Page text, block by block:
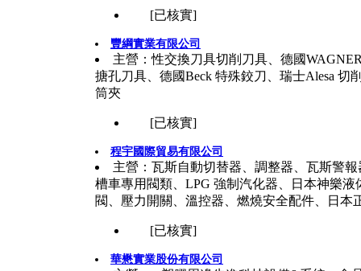
[已核實]
豐綱實業有限公司
主營：性交換刀具切削刀具、德國
搪孔刀具、德國Beck 特殊鉸刀、瑞士Alesa
筒夾
[已核實]
程宇國際貿易有限公司
主營：瓦斯自動切替器、調整器、瓦斯警
槽車專用閥類、LPG 強制汽化器、日本神樂
閥、壓力開關、溫控器、燃燒安全配件、日
[已核實]
華懋實業股份有限公司